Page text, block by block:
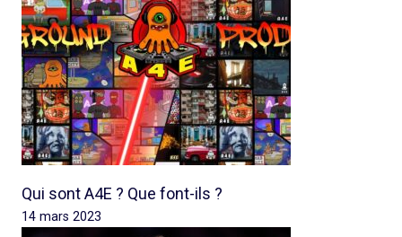
Qui sont A4E ? Que font-ils ?
14 mars 2023